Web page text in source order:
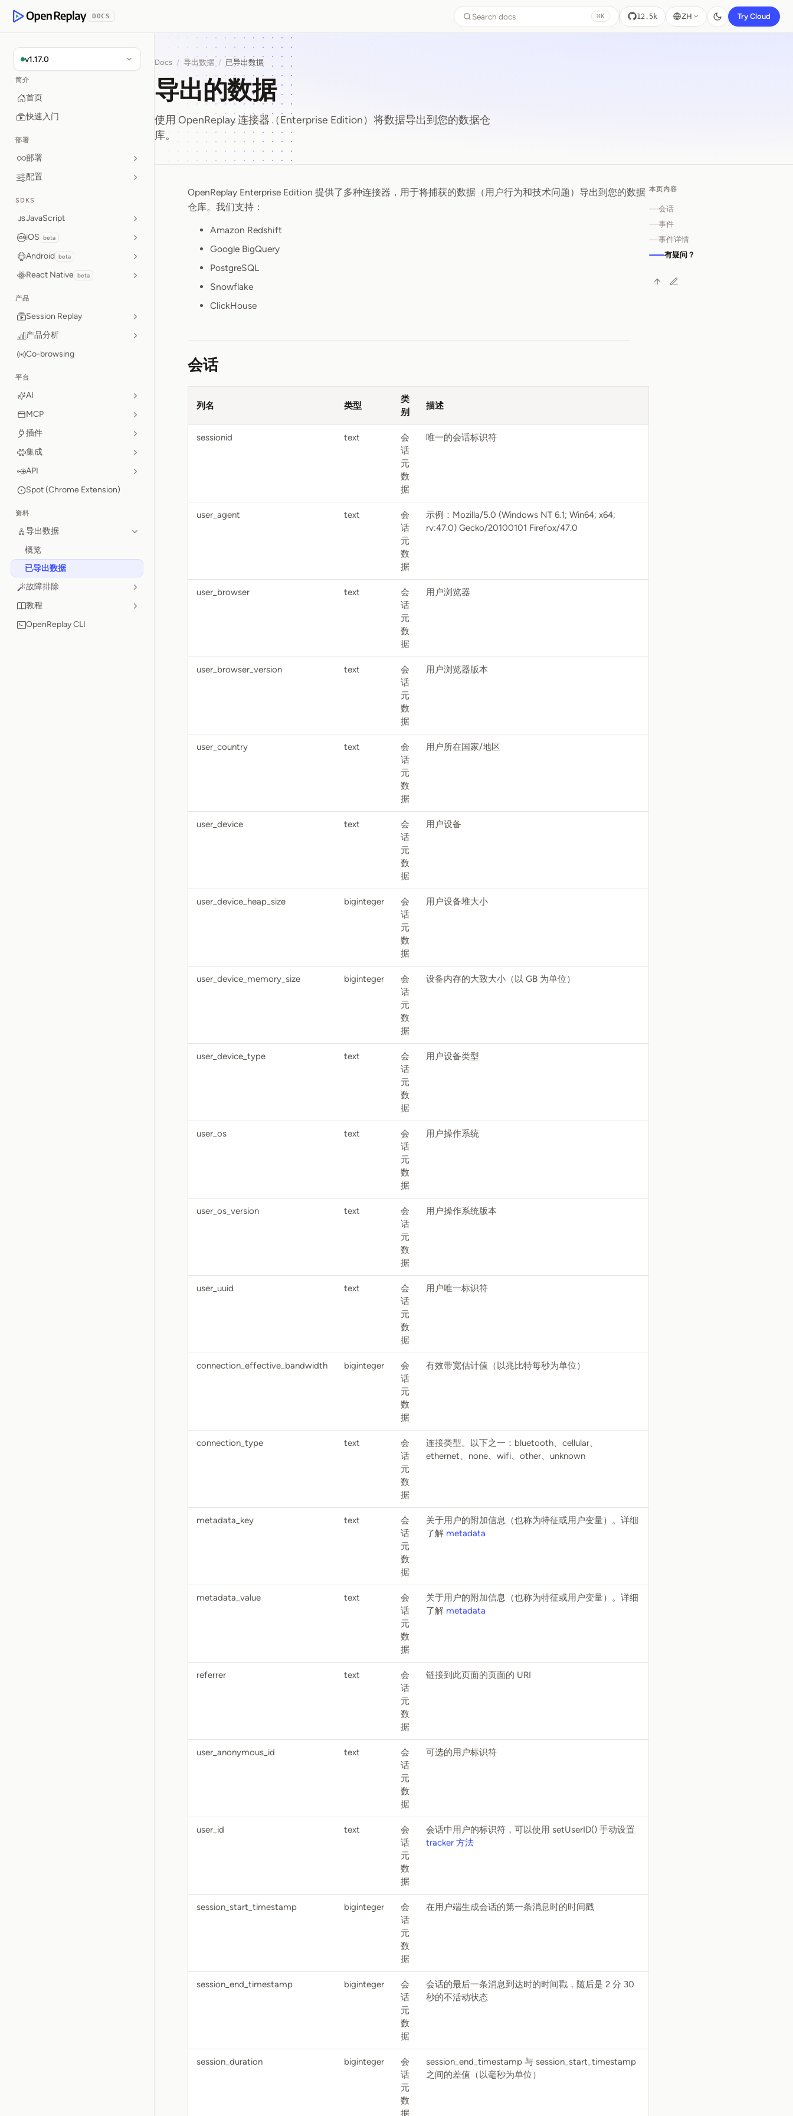
OpenReplay
DOCS Search docs ⌘K 12.5k ZH Try Cloud
v1.17.0
简介
首页
快速入门
部署
部署
配置
SDKS
JavaScript
iOS beta
Android beta
React Native beta
产品
Session Replay
产品分析
Co-browsing
平台
AI
MCP
插件
集成
API
Spot (Chrome Extension)
资料
导出数据
概览
已导出数据
故障排除
教程
OpenReplay CLI
Docs / 导出数据 / 已导出数据
导出的数据
使用 OpenReplay 连接器（Enterprise Edition）将数据导出到您的数据仓
库。
导出的数据
OpenReplay Enterprise Edition 提供了多种连接器，用于将捕获的数据（用户行为和技术问题）导出到您的数据
仓库。我们支持：
Amazon Redshift
Google BigQuery
PostgreSQL
Snowflake
ClickHouse
会话
列名 类型
类
别
描述
sessionid text
会
话
元
数
据
唯一的会话标识符
user_agent text
会
话
元
数
据
示例：Mozilla/5.0 (Windows NT 6.1; Win64; x64;
rv:47.0) Gecko/20100101 Firefox/47.0
user_browser text
会
话
元
数
据
用户浏览器
user_browser_version text
会
话
元
数
据
用户浏览器版本
user_country text
会
话
元
数
据
用户所在国家/地区
user_device text
会
话
元
数
据
用户设备
user_device_heap_size biginteger
会
话
元
数
据
用户设备堆大小
user_device_memory_size biginteger
会
话
元
数
据
设备内存的大致大小（以 GB 为单位）
user_device_type text
会
话
元
数
据
用户设备类型
user_os text
会
话
元
数
据
用户操作系统
user_os_version text
会
话
元
数
据
用户操作系统版本
user_uuid text
会
话
元
数
据
用户唯一标识符
connection_effective_bandwidth biginteger
会
话
元
数
据
有效带宽估计值（以兆比特每秒为单位）
connection_type text
会
话
元
数
据
连接类型。以下之一：bluetooth、cellular、
ethernet、none、wifi、other、unknown
metadata_key text
会
话
元
数
据
关于用户的附加信息（也称为特征或用户变量）。详细
了解 metadata
metadata_value text
会
话
元
数
据
关于用户的附加信息（也称为特征或用户变量）。详细
了解 metadata
referrer text
会
话
元
数
据
链接到此页面的页面的 URI
user_anonymous_id text
会
话
元
数
据
可选的用户标识符
user_id text
会
话
元
数
据
会话中用户的标识符，可以使用 setUserID() 手动设置
tracker 方法
session_start_timestamp biginteger
会
话
元
数
据
在用户端生成会话的第一条消息时的时间戳
session_end_timestamp biginteger
会
话
元
数
据
会话的最后一条消息到达时的时间戳，随后是 2 分 30
秒的不活动状态
session_duration biginteger
会
话
元
数
据
session_end_timestamp 与 session_start_timestamp
之间的差值（以毫秒为单位）
本页内容
会话
事件
事件详情
有疑问？